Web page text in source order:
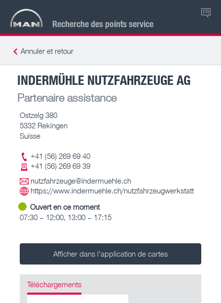
Recherche des points service
FR
Annuler et retour
INDERMÜHLE NUTZFAHRZEUGE AG
Partenaire assistance
Ostzelg 380
5332 Rekingen
Suisse
+41 (56) 269 69 40
+41 (56) 269 69 39
nutzfahrzeuge@indermuehle.ch
https://www.indermuehle.ch/nutzfahrzeugwerkstatt
Ouvert en ce moment
07:30 – 12:00, 13:00 – 17:15
Afficher dans l’application de cartes
Téléchargements